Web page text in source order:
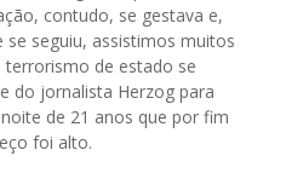
contudo, se gestava e,
seguiu, assistimos muitos
terrorismo de estado se
do jornalista Herzog para
de 21 anos que por fim
foi alto.